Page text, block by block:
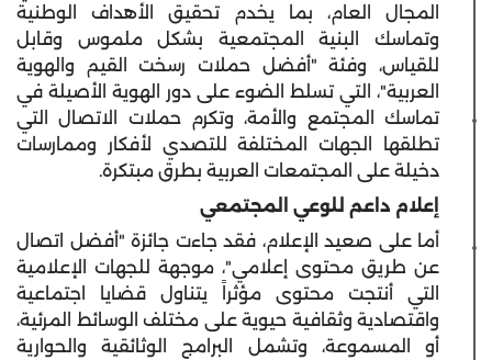
المجال العام، بما يخدم تحقيق الأهداف الوطنية
وتماسك البنية المجتمعية بشكل ملموس وقابل
للقياس، وفئة "أفضل حملات رسخت القيم والهوية
العربية"، التي تسلط الضوء على دور الهوية الأصيلة في
تماسك المجتمع والأمة، وتكرم حملات الاتصال التي
تطلقها الجهات المختلفة للتصدي لأفكار وممارسات
دخيلة على المجتمعات العربية بطرق مبتكرة.
إعلام داعم للوعي المجتمعي
أما على صعيد الإعلام، فقد جاءت جائزة "أفضل اتصال
عن طريق محتوى إعلامي"، موجهة للجهات الإعلامية
التي أنتجت محتوى مؤثراً يتناول قضايا اجتماعية
واقتصادية وثقافية حيوية على مختلف الوسائط المرئية،
أو المسموعة، وتشمل البرامج الوثائقية والحوارية